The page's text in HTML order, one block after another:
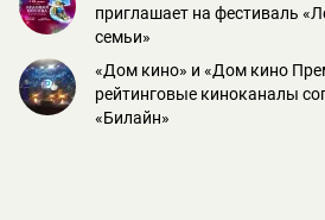
приглашает на фестиваль
семьи»
«Дом кино» и «Дом кино
рейтинговые киноканалы
«Билайн»